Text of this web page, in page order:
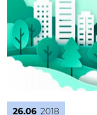
26.06 2018